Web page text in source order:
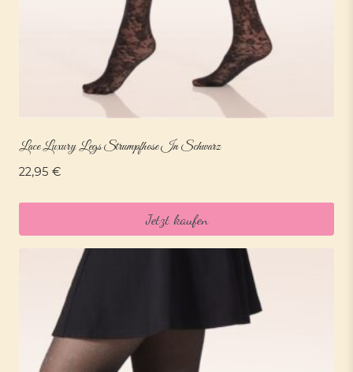
Lace Luxury Legs Strumpfhose In Schwarz
22,95 €
Jetzt kaufen